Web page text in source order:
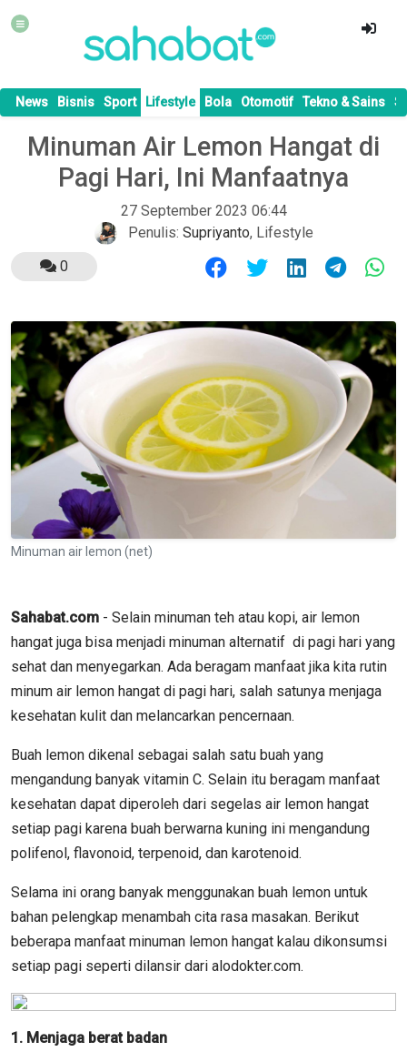
News Bisnis Sport Lifestyle Bola Otomotif Tekno & Sains
Minuman Air Lemon Hangat di
Pagi Hari, Ini Manfaatnya
27 September 2023 06:44
Penulis: Supriyanto, Lifestyle
0
Minuman air lemon (net)
Sahabat.com - Selain minuman teh atau kopi, air lemon
hangat juga bisa menjadi minuman alternatif di pagi hari yang
sehat dan menyegarkan. Ada beragam manfaat jika kita rutin
minum air lemon hangat di pagi hari, salah satunya menjaga
kesehatan kulit dan melancarkan pencernaan.
Buah lemon dikenal sebagai salah satu buah yang
mengandung banyak vitamin C. Selain itu beragam manfaat
kesehatan dapat diperoleh dari segelas air lemon hangat
setiap pagi karena buah berwarna kuning ini mengandung
polifenol, flavonoid, terpenoid, dan karotenoid.
Selama ini orang banyak menggunakan buah lemon untuk
bahan pelengkap menambah cita rasa masakan. Berikut
beberapa manfaat minuman lemon hangat kalau dikonsumsi
setiap pagi seperti dilansir dari alodokter.com.
1. Menjaga berat badan